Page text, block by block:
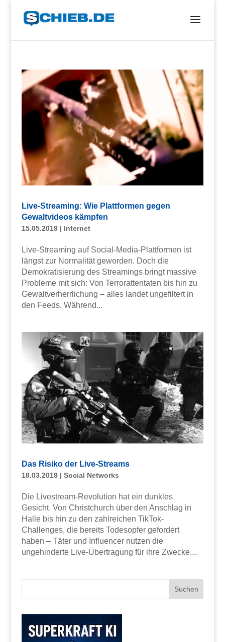
Live-Streaming: Wie Plattformen gegen
Gewaltvideos kämpfen
15.05.2019| Internet
Live-Streaming auf Social-Media-Plattformen ist
längst zur Normalität geworden. Doch die
Demokratisierung des Streamings bringt massive
Probleme mit sich: Von Terrorattentaten bis hin zu
Gewaltverherrlichung – alles landet ungefiltert in
den Feeds. Während...
Das Risiko der Live-Streams
18.03.2019| Social Networks
Die Livestream-Revolution hat ein dunkles
Gesicht. Von Christchurch über den Anschlag in
Halle bis hin zu den zahlreichen TikTok-
Challenges, die bereits Todesopfer gefordert
haben – Täter und Influencer nutzen die
ungehinderte Live-Übertragung für ihre Zwecke....